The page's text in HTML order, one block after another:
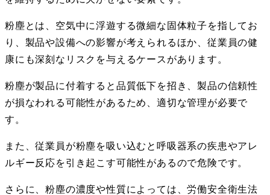
粉塵とは、空気中に浮遊する微細な固体粒子を指してお
り、製品や設備への影響が考えられるほか、従業員の健
康にも深刻なリスクを与えるケースがあります。
粉塵が製品に付着すると品質低下を招き、製品の信頼性
が損なわれる可能性があるため、適切な管理が必要で
す。
また、従業員が粉塵を吸い込むと呼吸器系の疾患やアレ
ルギー反応を引き起こす可能性があるので危険です。
さらに、粉塵の濃度や性質によっては、労働安全衛生法